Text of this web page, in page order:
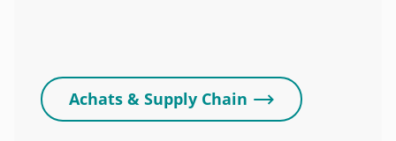
Achats & Supply Chain